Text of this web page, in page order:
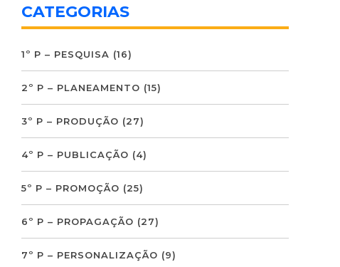
CATEGORIAS
1º P – PESQUISA (16)
2º P – PLANEAMENTO (15)
3º P – PRODUÇÃO (27)
4º P – PUBLICAÇÃO (4)
5º P – PROMOÇÃO (25)
6º P – PROPAGAÇÃO (27)
7º P – PERSONALIZAÇÃO (9)